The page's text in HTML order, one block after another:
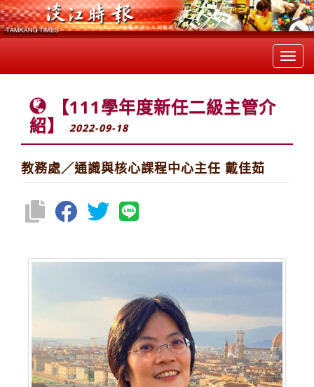
【111學年度新任二級主管介
紹】 2022-09-18
教務處／通識與核心課程中心主任 戴佳茹